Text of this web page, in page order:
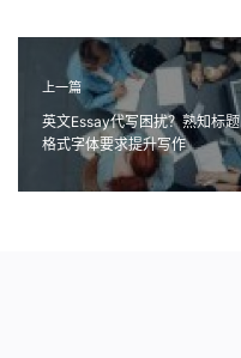
上一篇
英文Essay代写困扰？熟知标题
格式字体要求提升写作